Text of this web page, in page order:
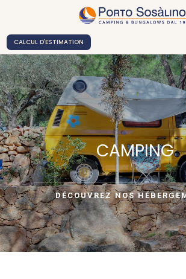
CALCUL D'ESTIMATION
CAMPING
DÉCOUVREZ NOS